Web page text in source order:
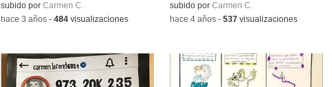
subido por Carmen C.
-hace 3 años- 484visualizaciones
subido por Carmen C.
-hace 4 años- 537visualizaciones